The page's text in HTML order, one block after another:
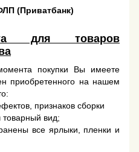
(Приватбанк)
для товаров
покупки Вы имеете
приобретенного на нашем
признаков сборки
товарный вид;
все ярлыки, пленки и